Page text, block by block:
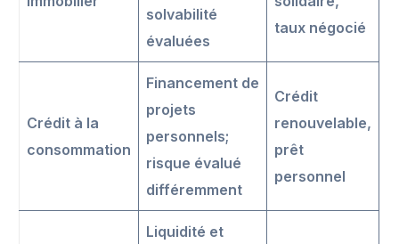
solvabilité
évaluées
taux négocié
Crédit à la
consommation
Financement de
projets
personnels;
risque évalué
différemment
Crédit
renouvelable,
prêt
personnel
Liquidité et